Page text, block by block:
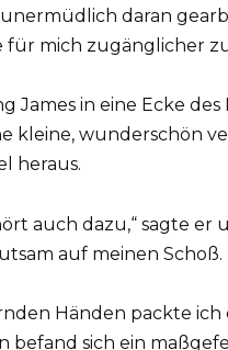
daran
für mich zugänglicher
James in eine Ecke des
kleine, wunderschön
heraus.
auch dazu,“ sagte er
auf meinen Schoß.
Händen packte ich
befand sich ein